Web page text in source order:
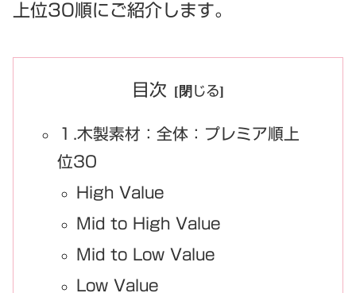
上位30順にご紹介します。
目次
１.木製素材：全体：プレミア順上
位30
High Value
Mid to High Value
Mid to Low Value
Low Value